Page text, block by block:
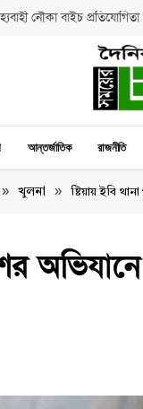
নৌকা বাইচ
আন্তর্জাতিক রাজনীতি
» খুলনা » ষ্টিয়ায় ইবি